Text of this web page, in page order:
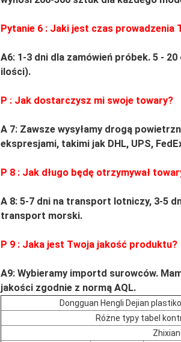
Pytanie 6 : Jaki jest czas prowadzenia
A6: 1-3 dni dla zamówień próbek. 5 - 20
ilości).
P : Jak dostarczysz mi swoje towary?
A 7: Zawsze wysyłamy drogą
ekspresjami, takimi jak DHL, UPS,
P 8 : Jak długo będę otrzymywał
A 8: 5-7 dni na transport lotniczy, 3-5
transport morski.
P 9 : Jaka jest Twoja jakość produktu?
A9: Wybieramy importd surowców.
jakości zgodnie z normą AQL.
Dongguan Hengli Dejian
Różne typy tabel